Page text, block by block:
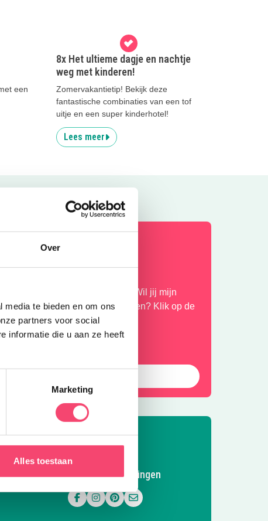
Over
te bieden en om ons
partners voor social
informatie die u aan ze heeft
Marketing
Alles toestaan
een
8x Het ultieme dagje en nachtje
weg met kinderen!
Zomervakantietip! Bekijk deze
fantastische combinaties van een tof
uitje en een super kinderhotel!
Lees meer
Tijd voor nieuwe zomerplannen! Wil jij mijn
gratis ontvangen? Klik op de
dan mail ik je mijn uittips
Volg Kidsproof Groningen
Volg ons op Facebook
Volg ons op Instagram
Volg ons op Pinterest
Mail ons